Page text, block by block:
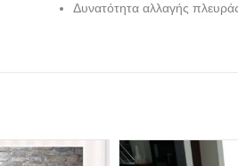
Δυνατότητα αλλαγής